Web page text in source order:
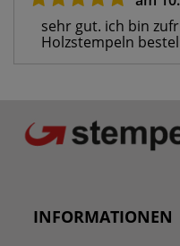
sehr gut. ich bin
Holzstempeln
INFORMATIONEN